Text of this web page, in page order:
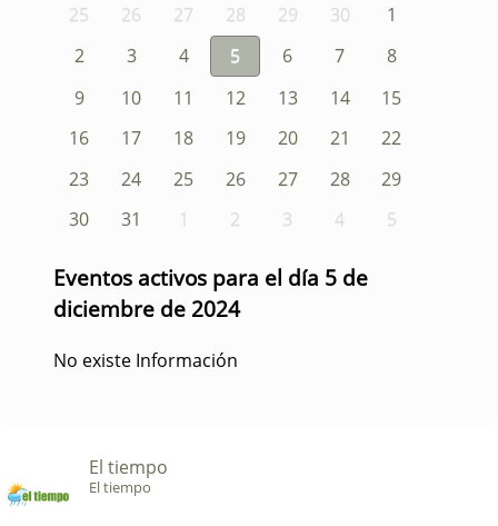
25 26 27 28 29 30
1
2
3 4 5 6 7
8
9
10 11 12 13 14
15
16
17 18 19 20 21
22
23
24 25 26 27 28
29
30
31 1 2 3 4 5
Eventos activos para el día 5 de
diciembre de 2024
No existe Información
El tiempo
El tiempo